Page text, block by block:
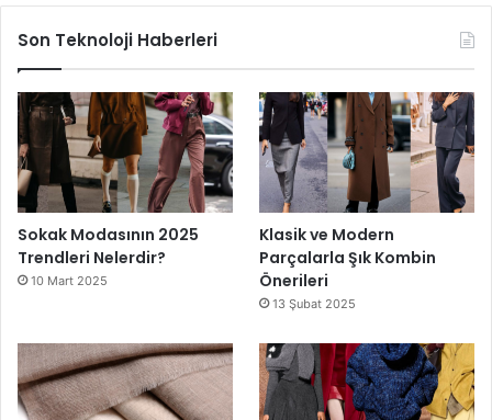
Son Teknoloji Haberleri
Sokak Modasının 2025
Trendleri Nelerdir?
10 Mart 2025
Klasik ve Modern
Parçalarla Şık Kombin
Önerileri
13 Şubat 2025